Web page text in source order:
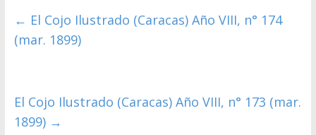
← El Cojo Ilustrado (Caracas) Año VIII, n° 174
(mar. 1899)
El Cojo Ilustrado (Caracas) Año VIII, n° 173 (mar.
1899) →